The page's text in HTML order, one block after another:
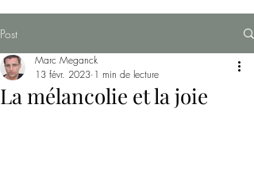
Post
La mélancolie et la joie
Marc Meganck
13 févr. 2023 1 min de lecture